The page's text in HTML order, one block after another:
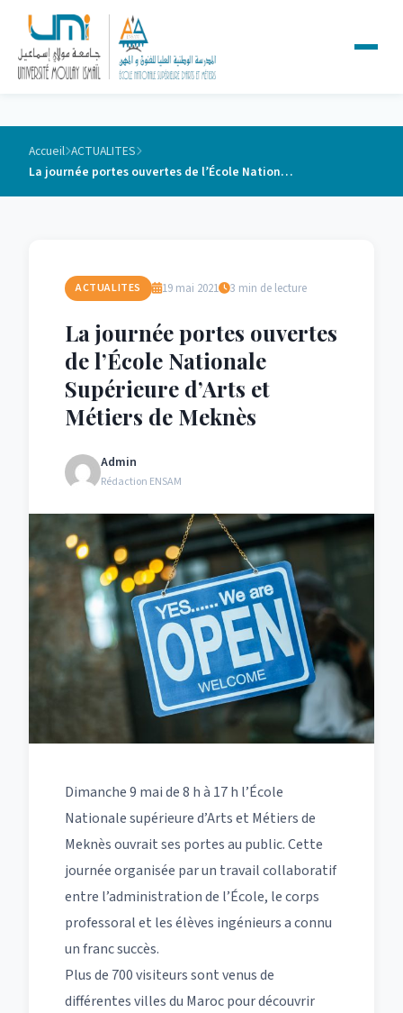
Accueil ACTUALITES
La journée portes ouvertes de l’École Nationale Supérieure d’Arts et Métiers de Meknès
ACTUALITES 19 mai 2021 3 min de lecture
La journée portes ouvertes
de l’École Nationale
Supérieure d’Arts et
Métiers de Meknès
Admin
Rédaction ENSAM
Dimanche 9 mai de 8 h à 17 h l’École
Nationale supérieure d’Arts et Métiers de
Meknès ouvrait ses portes au public. Cette
journée organisée par un travail collaboratif
entre l’administration de l’École, le corps
professoral et les élèves ingénieurs a connu
un franc succès.
Plus de 700 visiteurs sont venus de
différentes villes du Maroc pour découvrir